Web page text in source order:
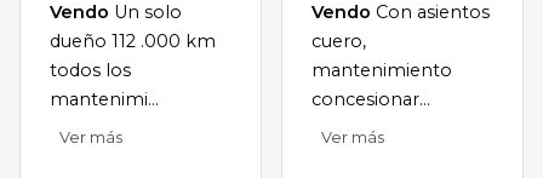
Vendo Un solo
dueño 112 .000 km
todos los
mantenimi...
Ver más
Vendo Con asientos
cuero,
mantenimiento
concesionar...
Ver más